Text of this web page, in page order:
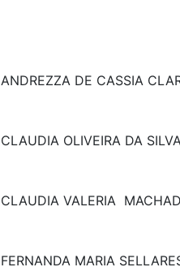
ANDREZZA DE CASSIA
CLAUDIA OLIVEIRA DA
CLAUDIA VALERIA
FERNANDA MARIA